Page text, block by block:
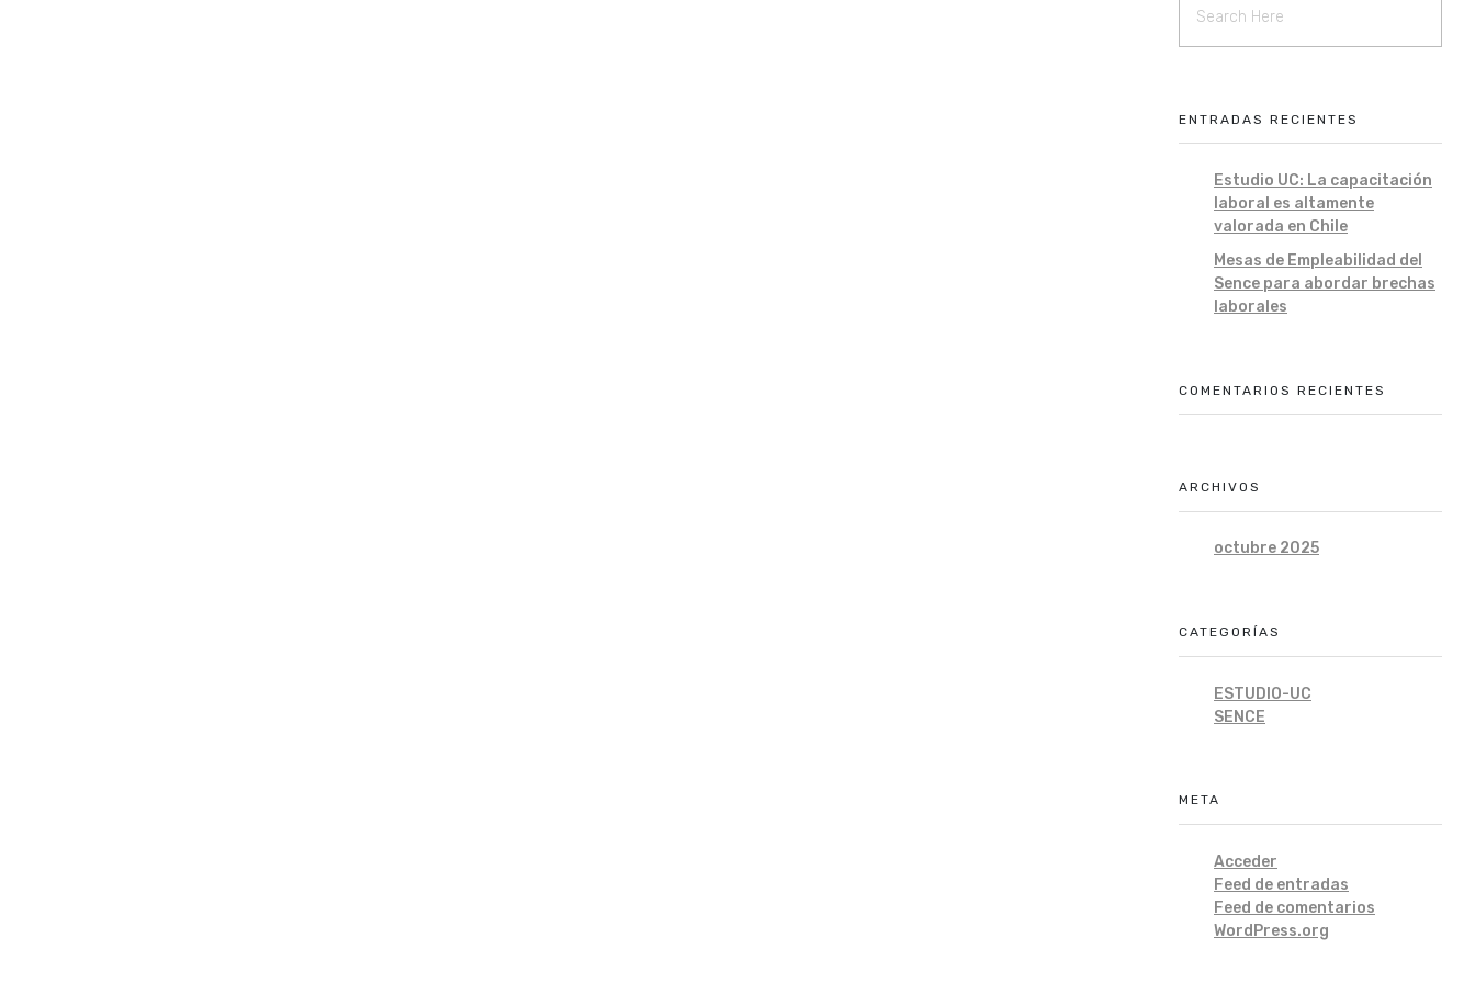
ENTRADAS RECIENTES
Estudio UC: La capacitación
laboral es altamente
valorada en Chile
Mesas de Empleabilidad del
Sence para abordar brechas
laborales
COMENTARIOS RECIENTES
ARCHIVOS
octubre 2025
CATEGORÍAS
ESTUDIO-UC
SENCE
META
Acceder
Feed de entradas
Feed de comentarios
WordPress.org